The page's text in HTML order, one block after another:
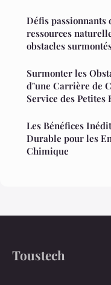
Défis passionnants
ressources
obstacles
Surmonter les
d"une Carrière de
Service des Petites
Les Bénéfices
Durable pour les
Chimique
Toustech